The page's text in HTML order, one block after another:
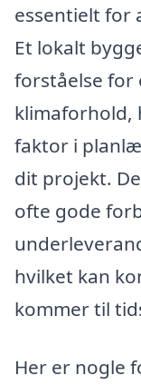
essentielt for
Et lokalt
forståelse for
klimaforhold,
faktor i
dit projekt.
ofte gode
hvilket kan
kommer til
Her er nogle